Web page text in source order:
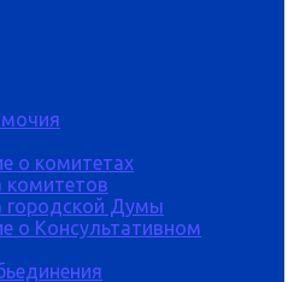
о комитетах
комитетов
городской Думы
о Консультативном